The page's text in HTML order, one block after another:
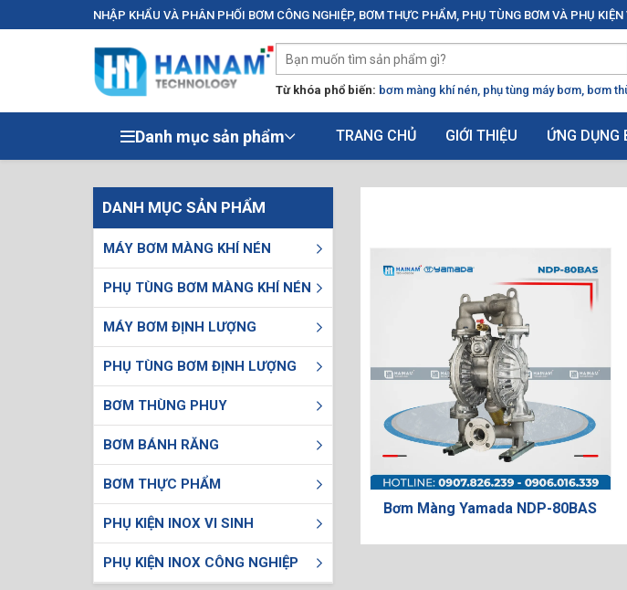
NHẬP KHẨU VÀ PHÂN PHỐI BƠM CÔNG NGHIỆP, BƠM THỰC PHẨM, PHỤ TÙNG BƠM VÀ PHỤ KIỆN
Từ khóa phổ biến: bơm màng khí nén phụ tùng máy bơm bơm
Danh mục sản phẩm TRANG CHỦ GIỚI THIỆU ỨNG DỤNG
DANH MỤC SẢN PHẨM
MÁY BƠM MÀNG KHÍ NÉN
PHỤ TÙNG BƠM MÀNG KHÍ NÉN
MÁY BƠM ĐỊNH LƯỢNG
PHỤ TÙNG BƠM ĐỊNH LƯỢNG
BƠM THÙNG PHUY
BƠM BÁNH RĂNG
BƠM THỰC PHẨM
PHỤ KIỆN INOX VI SINH
PHỤ KIỆN INOX CÔNG NGHIỆP
Bơm Màng Yamada NDP-80BAS